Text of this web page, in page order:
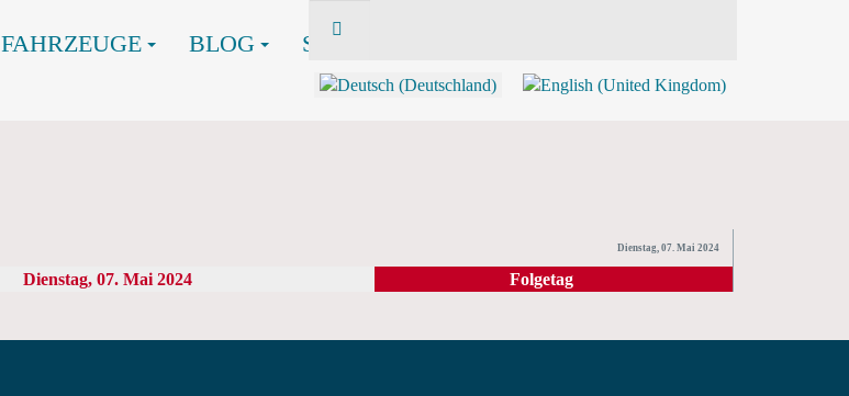
FAHRZEUGE BLOG SHOP
Dienstag, 07. Mai 2024
Dienstag, 07. Mai 2024 Folgetag